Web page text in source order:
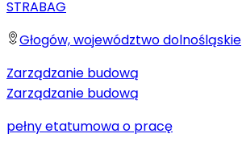
STRABAG
Głogów, województwo dolnośląskie
Zarządzanie budową
Zarządzanie budową
pełny etatumowa o pracę